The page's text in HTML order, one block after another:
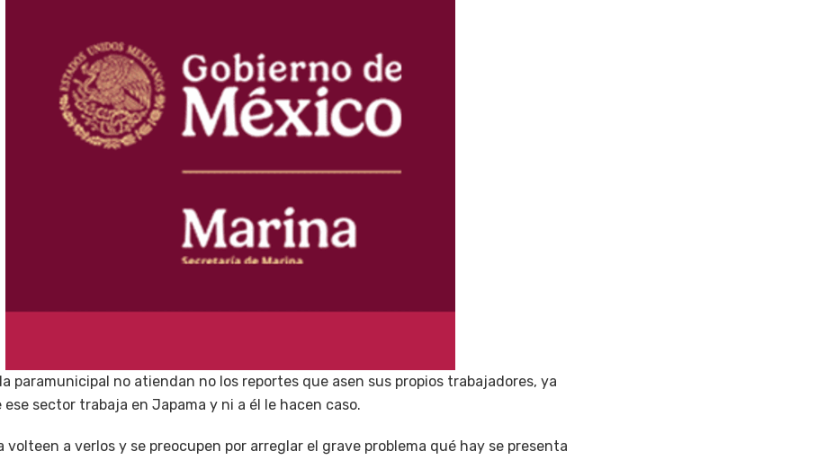
paramunicipal no atiendan no los reportes que asen sus propios trabajadores, ya
sector trabaja en Japama y ni a él le hacen caso.
volteen a verlos y se preocupen por arreglar el grave problema qué hay se presenta